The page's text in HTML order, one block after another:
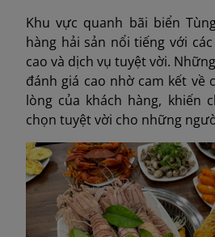
Khu vực quanh bãi biển
hàng hải sản nổi tiếng với
cao và dịch vụ tuyệt vời.
đánh giá cao nhờ cam kết về
lòng của khách hàng, khiến
chọn tuyệt vời cho những